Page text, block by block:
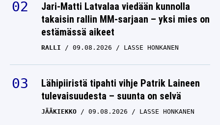
Jari-Matti Latvalaa viedään kunnolla
takaisin rallin MM-sarjaan – yksi mies on
estämässä aikeet
RALLI 09.08.2026 LASSE HONKANEN
Lähipiiristä tipahti vihje Patrik Laineen
tulevaisuudesta – suunta on selvä
JÄÄKIEKKO 09.08.2026 LASSE HONKANEN